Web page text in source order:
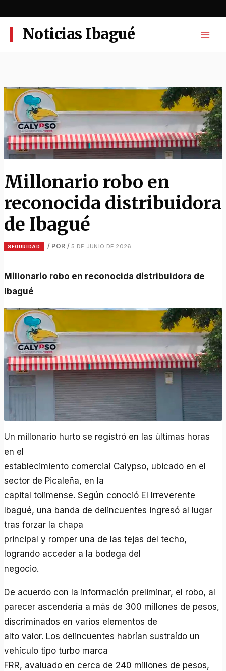
al
contenidoNoticias Ibagué
Millonario robo en
reconocida distribuidora
de Ibagué
SEGURIDAD / POR /5 DE JUNIO DE 2026
Millonario robo en reconocida distribuidora de
Ibagué
Un millonario hurto se registró en las últimas horas
en el
establecimiento comercial Calypso, ubicado en el
sector de Picaleña, en la
capital tolimense. Según conoció El Irreverente
Ibagué, una banda de delincuentes ingresó al lugar
tras forzar la chapa
principal y romper una de las tejas del techo,
logrando acceder a la bodega del
negocio.
De acuerdo con la información preliminar, el robo, al
parecer ascendería a más de 300 millones de pesos,
discriminados en varios elementos de
alto valor. Los delincuentes habrían sustraído un
vehículo tipo turbo marca
FRR, avaluado en cerca de 240 millones de pesos,